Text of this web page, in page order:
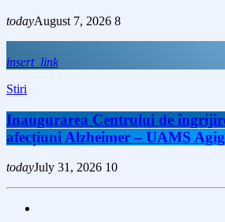
todayAugust 7, 2026 8
insert_link
Stiri
Inaugurarea Centrului de
afecțiuni Alzheimer – UAMS
todayJuly 31, 2026 10